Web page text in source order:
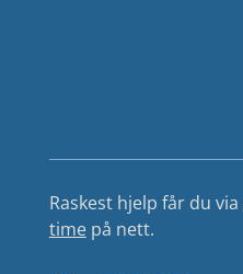
Raskest hjelp får du via
timepå nett.